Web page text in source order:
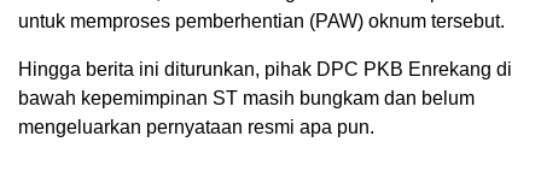
untuk memproses pemberhentian (PAW) oknum tersebut.
Hingga berita ini diturunkan, pihak DPC PKB Enrekang di
bawah kepemimpinan ST masih bungkam dan belum
mengeluarkan pernyataan resmi apa pun.